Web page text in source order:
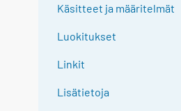
Käsitteet ja määritelmät
Luokitukset
Linkit
Lisätietoja